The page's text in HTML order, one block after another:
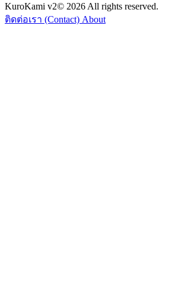
KuroKami v2© 2026 All rights reserved.
ติดต่อเรา (Contact) About